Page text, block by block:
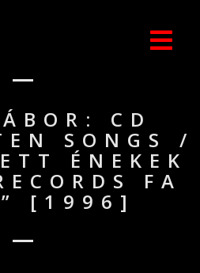
CD
SONGS /
ÉNEKEK
FA
[1996]